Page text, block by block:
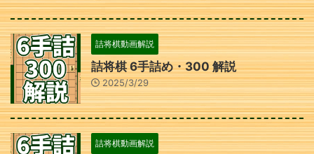
詰将棋動画解説
詰将棋 6手詰め・300 解説
2025/3/29
詰将棋動画解説